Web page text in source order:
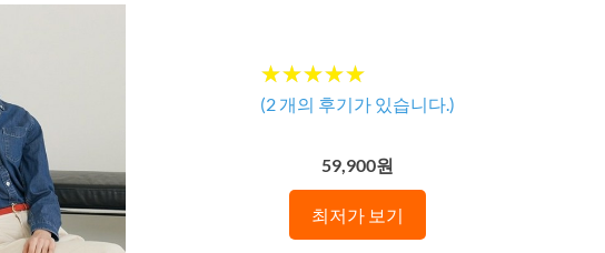
★★★★★
★★★★★
(2개의 후기가 있습니다.)
59,900원
최저가 보기